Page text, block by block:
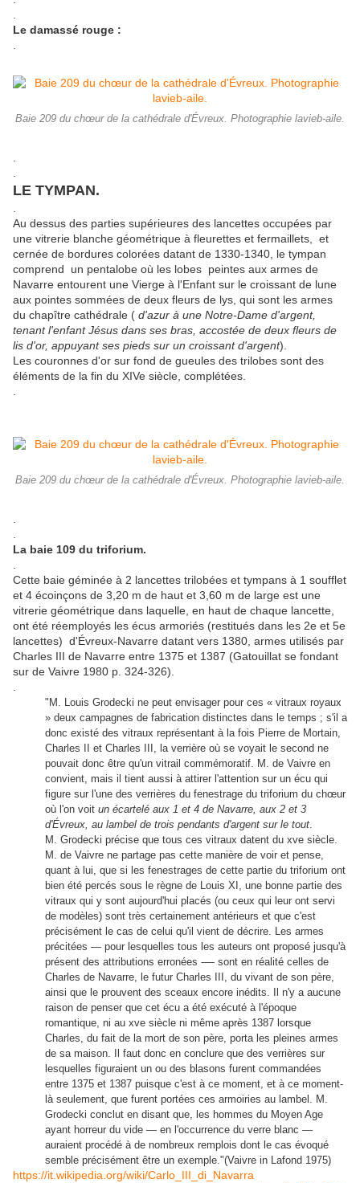
Le damassé rouge :
Baie 209 du chœur de la cathédrale d'Évreux. Photographie lavieb-aile.
LE TYMPAN.
Au dessus des parties supérieures des lancettes occupées par
une vitrerie blanche géométrique à fleurettes et fermaillets, et
cernée de bordures colorées datant de 1330-1340, le tympan
comprend un pentalobe où les lobes peintes aux armes de
Navarre entourent une Vierge à l'Enfant sur le croissant de lune
aux pointes sommées de deux fleurs de lys, qui sont les armes
du chapître cathédrale ( d'azur à une Notre-Dame d'argent,
tenant l'enfant Jésus dans ses bras, accostée de deux fleurs de
lis d'or, appuyant ses pieds sur un croissant d'argent).
Les couronnes d'or sur fond de gueules des trilobes sont des
éléments de la fin du XIVe siècle, complétées.
Baie 209 du chœur de la cathédrale d'Évreux. Photographie lavieb-aile.
La baie 109 du triforium.
Cette baie géminée à 2 lancettes trilobées et tympans à 1 soufflet
et 4 écoinçons de 3,20 m de haut et 3,60 m de large est une
vitrerie géométrique dans laquelle, en haut de chaque lancette,
ont été réemployés les écus armoriés (restitués dans les 2e et 5e
lancettes) d'Évreux-Navarre datant vers 1380, armes utilisés par
Charles III de Navarre entre 1375 et 1387 (Gatouillat se fondant
sur de Vaivre 1980 p. 324-326).
"M. Louis Grodecki ne peut envisager pour ces « vitraux royaux
» deux campagnes de fabrication distinctes dans le temps ; s'il a
donc existé des vitraux représentant à la fois Pierre de Mortain,
Charles II et Charles III, la verrière où se voyait le second ne
pouvait donc être qu'un vitrail commémoratif. M. de Vaivre en
convient, mais il tient aussi à attirer l'attention sur un écu qui
figure sur l'une des verrières du fenestrage du triforium du chœur
où l'on voit un écartelé aux 1 et 4 de Navarre, aux 2 et 3
d'Évreux, au lambel de trois pendants d'argent sur le tout.
M. Grodecki précise que tous ces vitraux datent du xve siècle.
M. de Vaivre ne partage pas cette manière de voir et pense,
quant à lui, que si les fenestrages de cette partie du triforium ont
bien été percés sous le règne de Louis XI, une bonne partie des
vitraux qui y sont aujourd'hui placés (ou ceux qui leur ont servi
de modèles) sont très certainement antérieurs et que c'est
précisément le cas de celui qu'il vient de décrire. Les armes
précitées — pour lesquelles tous les auteurs ont proposé jusqu'à
présent des attributions erronées -— sont en réalité celles de
Charles de Navarre, le futur Charles III, du vivant de son père,
ainsi que le prouvent des sceaux encore inédits. Il n'y a aucune
raison de penser que cet écu a été exécuté à l'époque
romantique, ni au xve siècle ni même après 1387 lorsque
Charles, du fait de la mort de son père, porta les pleines armes
de sa maison. Il faut donc en conclure que des verrières sur
lesquelles figuraient un ou des blasons furent commandées
entre 1375 et 1387 puisque c'est à ce moment, et à ce moment-
là seulement, que furent portées ces armoiries au lambel. M.
Grodecki conclut en disant que, les hommes du Moyen Age
ayant horreur du vide — en l'occurrence du verre blanc —
auraient procédé à de nombreux remplois dont le cas évoqué
semble précisément être un exemple."(Vaivre in Lafond 1975)
https://it.wikipedia.org/wiki/Carlo_III_di_Navarra